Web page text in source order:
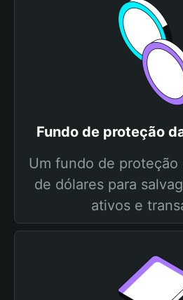
Fundo de proteção
Um fundo de
de dólares para
ativos e